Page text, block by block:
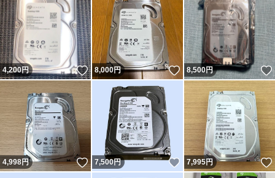
4,200円 いいね！
8,000円 いいね！
8,500円
4,998円 いいね！
7,500円 いいね！
7,995円